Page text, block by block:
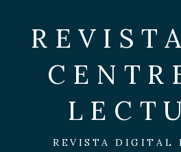
REVISTA DIGITAL